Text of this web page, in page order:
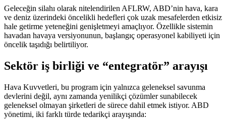
Geleceğin silahı olarak nitelendirilen AFLRW, ABD’nin hava, kara
ve deniz üzerindeki öncelikli hedefleri çok uzak mesafelerden etkisiz
hale getirme yeteneğini genişletmeyi amaçlıyor. Özellikle sistemin
havadan havaya versiyonunun, başlangıç operasyonel kabiliyeti için
öncelik taşıdığı belirtiliyor.
Sektör iş birliği ve “entegratör” arayışı
Hava Kuvvetleri, bu program için yalnızca geleneksel savunma
devlerini değil, aynı zamanda yenilikçi çözümler sunabilecek
geleneksel olmayan şirketleri de sürece dahil etmek istiyor. ABD
yönetimi, iki farklı türde tedarikçi arayışında: